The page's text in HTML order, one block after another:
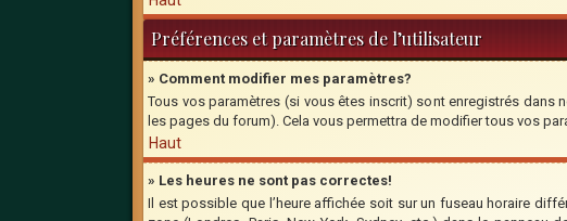
Préférences et paramètres de l’utilisateur
» Comment modifier mes paramètres?
Tous vos paramètres (si vous êtes inscrit) sont enregistrés dans
les pages du forum). Cela vous permettra de modifier tous vos
Haut
» Les heures ne sont pas correctes!
Il est possible que l’heure affichée soit sur un fuseau horaire